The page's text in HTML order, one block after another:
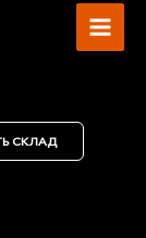
СКЛАД